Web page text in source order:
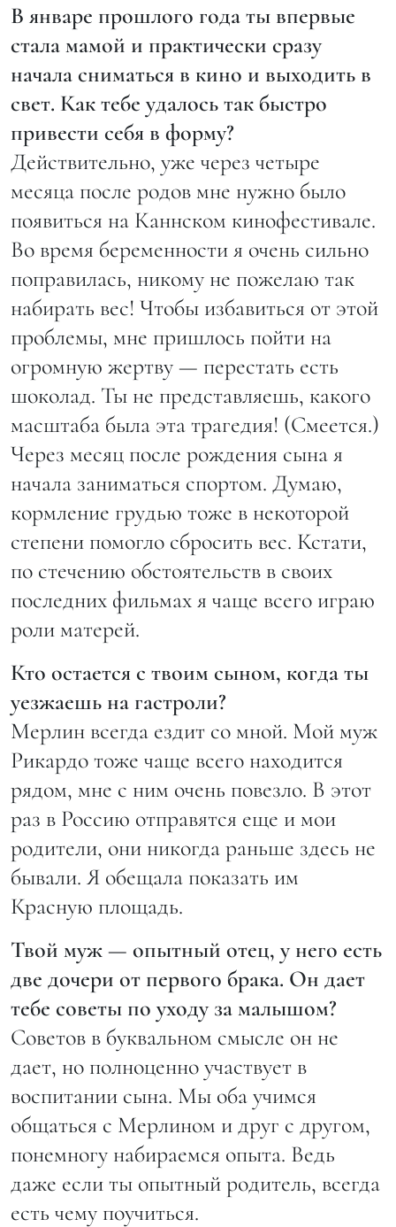
В январе прошлого года ты впервые
стала мамой и практически сразу
начала сниматься в кино и выходить в
свет. Как тебе удалось так быстро
привести себя в форму?
Действительно, уже через четыре
месяца после родов мне нужно было
появиться на Каннском кинофестивале.
Во время беременности я очень сильно
поправилась, никому не пожелаю так
набирать вес! Чтобы избавиться от этой
проблемы, мне пришлось пойти на
огромную жертву — перестать есть
шоколад. Ты не представляешь, какого
масштаба была эта трагедия! (Смеется.)
Через месяц после рождения сына я
начала заниматься спортом. Думаю,
кормление грудью тоже в некоторой
степени помогло сбросить вес. Кстати,
по стечению обстоятельств в своих
последних фильмах я чаще всего играю
роли матерей.
Кто остается с твоим сыном, когда ты
уезжаешь на гастроли?
Мерлин всегда ездит со мной. Мой муж
Рикардо тоже чаще всего находится
рядом, мне с ним очень повезло. В этот
раз в Россию отправятся еще и мои
родители, они никогда раньше здесь не
бывали. Я обещала показать им
Красную площадь.
Твой муж — опытный отец, у него есть
две дочери от первого брака. Он дает
тебе советы по уходу за малышом?
Советов в буквальном смысле он не
дает, но полноценно участвует в
воспитании сына. Мы оба учимся
общаться с Мерлином и друг с другом,
понемногу набираемся опыта. Ведь
даже если ты опытный родитель, всегда
есть чему поучиться.